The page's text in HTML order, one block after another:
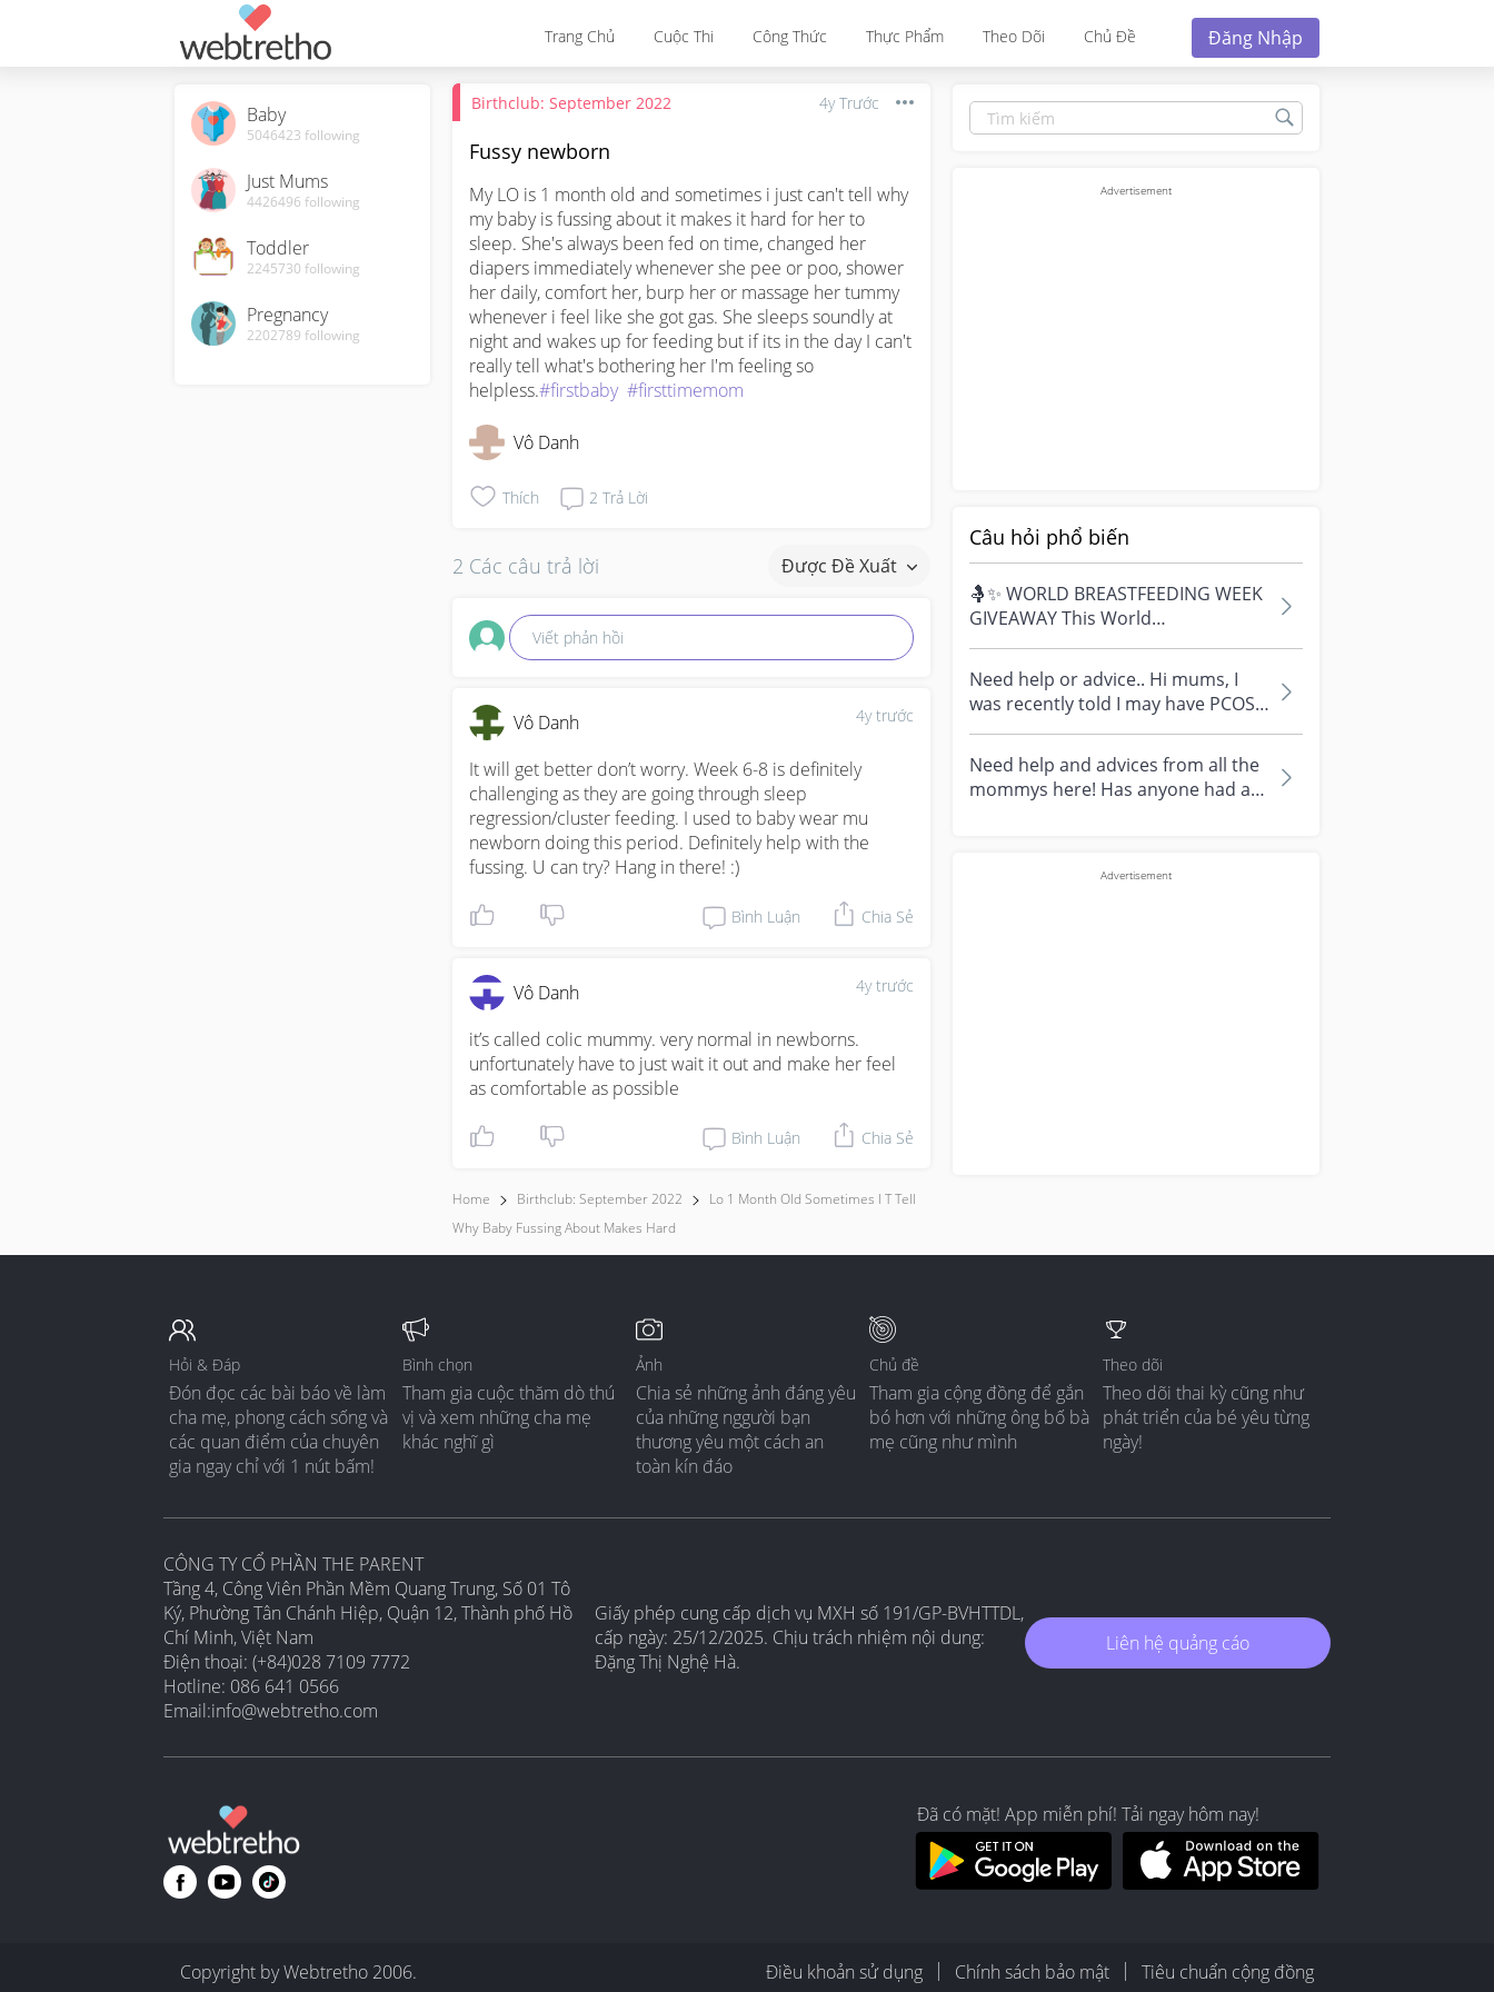
Trang Chủ Cuộc Thi Công Thức Thực Phẩm Theo Dõi Chủ Đề Đăng Nhập
Baby
5046423 following
Just Mums
4426496 following
Toddler
2245730 following
Pregnancy
2202789 following
Birthclub: September 2022 4y Trước
Fussy newborn
My LO is 1 month old and sometimes i just can't tell why
my baby is fussing about it makes it hard for her to
sleep. She's always been fed on time, changed her
diapers immediately whenever she pee or poo, shower
her daily, comfort her, burp her or massage her tummy
whenever i feel like she got gas. She sleeps soundly at
night and wakes up for feeding but if its in the day I can't
really tell what's bothering her I'm feeling so
helpless.#firstbaby #firsttimemom
Vô Danh
Thích 2 Trả Lời
2 Các câu trả lời Được Đề Xuất
Viết phản hồi
4y trước
Vô Danh
It will get better don’t worry. Week 6-8 is definitely
challenging as they are going through sleep
regression/cluster feeding. I used to baby wear mu
newborn doing this period. Definitely help with the
fussing. U can try? Hang in there! :)
Bình Luận Chia Sẻ
4y trước
Vô Danh
it’s called colic mummy. very normal in newborns.
unfortunately have to just wait it out and make her feel
as comfortable as possible
Bình Luận Chia Sẻ
Home Birthclub: September 2022
Lo 1 Month Old Sometimes I T Tell
Why Baby Fussing About Makes Hard
Câu hỏi phổ biến
🤱✨ WORLD BREASTFEEDING WEEK
GIVEAWAY This World
Breastfeeding Week, we're
celebrating every mum's fe...
Need help or advice.. Hi mums, I
was recently told I may have PCOS
and I am worried about how it
mig...
Need help and advices from all the
mommys here! Has anyone had a
Hỏi & Đáp
Đón đọc các bài báo về làm
cha mẹ, phong cách sống và
các quan điểm của chuyên
gia ngay chỉ với 1 nút bấm!
Bình chọn
Tham gia cuộc thăm dò thú
vị và xem những cha mẹ
khác nghĩ gì
Ảnh
Chia sẻ những ảnh đáng yêu
của những nggười bạn
thương yêu một cách an
toàn kín đáo
Chủ đề
Tham gia cộng đồng để gắn
bó hơn với những ông bố bà
mẹ cũng như mình
Theo dõi
Theo dõi thai kỳ cũng như
phát triển của bé yêu từng
ngày!
CÔNG TY CỔ PHẦN THE PARENT
Tầng 4, Công Viên Phần Mềm Quang Trung, Số 01 Tô
Ký, Phường Tân Chánh Hiệp, Quận 12, Thành phố Hồ
Chí Minh, Việt Nam
Điện thoại: (+84)028 7109 7772
Hotline: 086 641 0566
Email:info@webtretho.com
Giấy phép cung cấp dịch vụ MXH số 191/GP-BVHTTDL,
cấp ngày: 25/12/2025. Chịu trách nhiệm nội dung:
Đặng Thị Nghệ Hà.
Liên hệ quảng cáo
Đã có mặt! App miễn phí! Tải ngay hôm nay!
Copyright by Webtretho 2006. Điều khoản sử dụng Chính sách bảo mật Tiêu chuẩn cộng đồng